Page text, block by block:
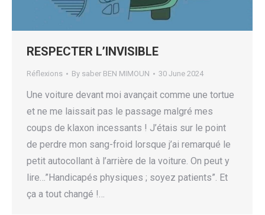
RESPECTER L’INVISIBLE
Réflexions By saber BEN MIMOUN 30 June 2024
Une voiture devant moi avançait comme une tortue
et ne me laissait pas le passage malgré mes
coups de klaxon incessants ! J’étais sur le point
de perdre mon sang-froid lorsque j’ai remarqué le
petit autocollant à l’arrière de la voiture. On peut y
lire…”Handicapés physiques ; soyez patients”. Et
ça a tout changé !…